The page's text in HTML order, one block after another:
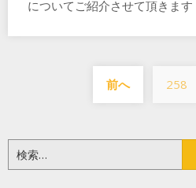
についてご紹介させて頂きます
稿
ペ
ー
前へ 258
索: